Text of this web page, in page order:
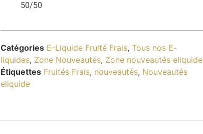
50/50
Catégories E-Liquide Fruité Frais,Tous nos E-
liquides, Zone Nouveautés, Zone nouveautés eliquide
Étiquettes Fruités Frais, nouveautés, Nouveautés
eliquide